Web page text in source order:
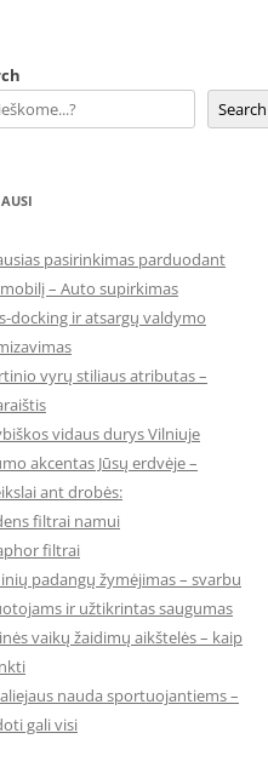
Search
pasirinkimas parduodant
– Auto supirkimas
docking ir atsargų valdymo
vyrų stiliaus atributas –
vidaus durys Vilniuje
akcentas Jūsų erdvėje –
ant drobės:
filtrai namui
filtrai
padangų žymėjimas – svarbu
ir užtikrintas saugumas
vaikų žaidimų aikštelės – kaip
aliejaus nauda sportuojantiems –
gali visi